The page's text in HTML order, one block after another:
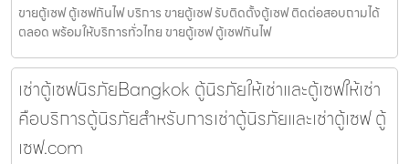
ขายตู้เซฟ ตู้เซฟกันไฟ บริการ ขายตู้เซฟ รับติดตั้งตู้เซฟ ติดต่อสอบถามได้
ตลอด พร้อมให้บริการทั่วไทย ขายตู้เซฟ ตู้เซฟกันไฟ
เช่าตู้เซฟนิรภัยBangkok ตู้นิรภัยให้เช่าและตู้เซฟให้เช่า
คือบริการตู้นิรภัยสำหรับการเช่าตู้นิรภัยและเช่าตู้เซฟ ตู้
เซฟ.com